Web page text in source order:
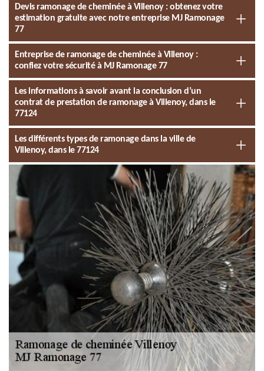
Devis ramonage de cheminée à Villenoy : obtenez votre
estimation gratuite avec notre entreprise MJ Ramonage
77
Entreprise de ramonage de cheminée à Villenoy :
confiez votre sécurité à MJ Ramonage 77
Les informations à savoir avant la conclusion d’un
contrat de prestation de ramonage à Villenoy, dans le
77124
Les différents types de ramonage dans la ville de
Villenoy, dans le 77124